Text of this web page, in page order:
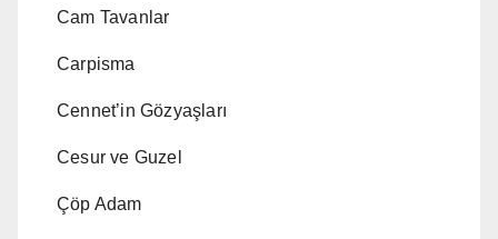
Cam Tavanlar
Carpisma
Cennet’in Gözyaşları
Cesur ve Guzel
Çöp Adam